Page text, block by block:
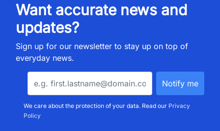
Want accurate news and
updates?
Sign up for our newsletter to stay up on top of
everyday news.
We care about the protection of your data. Read our Privacy
Policy